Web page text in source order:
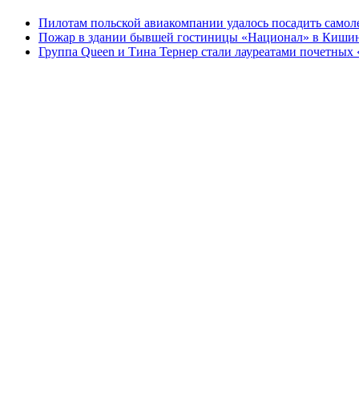
Пилотам польской авиакомпании удалось посадить
Пожар в здании бывшей гостиницы «Национал» в
Группа Queen и Тина Тернер стали лауреатами